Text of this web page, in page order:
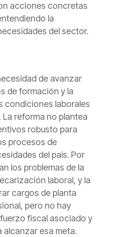
acciones concretas
la
del sector.
de avanzar
de formación y la
condiciones laborales
La reforma no plantea
robusto para
procesos de
del país. Por
los problemas de la
laboral, y la
cargos de planta
pero no hay
fiscal asociado y
esa meta.